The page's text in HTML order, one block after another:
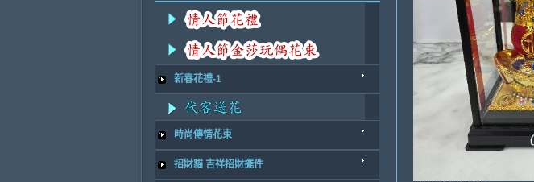
新春花禮-1
時尚傳情花束
招財貓 吉祥招財擺件